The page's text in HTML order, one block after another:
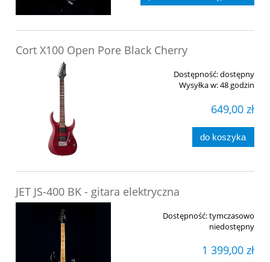
Cort X100 Open Pore Black Cherry
Dostępność:dostępny
Wysyłka w:48 godzin
649,00 zł
do koszyka
JET JS-400 BK - gitara elektryczna
Dostępność:tymczasowo
niedostępny
1 399,00 zł